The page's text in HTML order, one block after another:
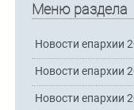
Меню раздела
Новости епархии
Новости епархии
Новости епархии